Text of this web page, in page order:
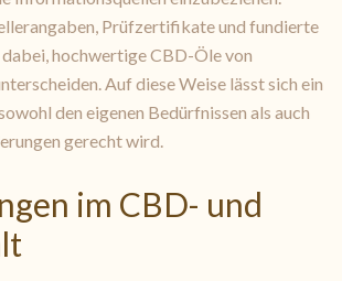
Prüfzertifikate und fundierte
hochwertige CBD-Öle von
Auf diese Weise lässt sich ein
den eigenen Bedürfnissen als auch
gerecht wird.
im CBD- und